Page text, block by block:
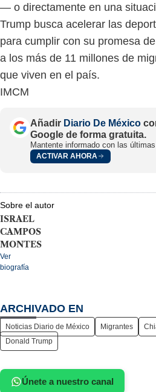
— o directamente en una
Trump busca acelerar las
para cumplir con su promesa
a los más de 11 millones de
que viven en el país.
IMCM
Añadir Diario De México
Google de forma gratuita.
Mantente informado con las
ACTIVAR AHORA
Sobre el autor
ISRAEL
CAMPOS
MONTES
Ver
biografía
ARCHIVADO EN
Noticias Diario de México Migrantes
Donald Trump
Únete a nuestro canal